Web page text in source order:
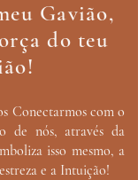
Gavião,
do teu
Conectarmos com o
de nós, através da
isso mesmo, a
e a Intuição!